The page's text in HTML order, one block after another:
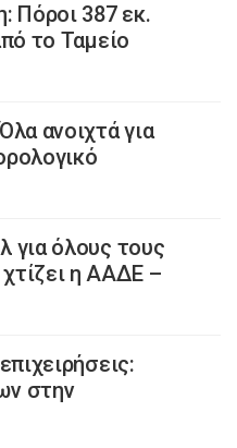
Πόροι 387 εκ.
το Ταμείο
ανοιχτά για
για όλους τους
η ΑΑΔΕ –
στην